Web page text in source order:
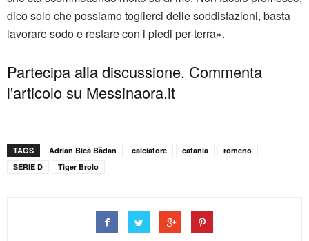
dico solo che possiamo toglierci delle soddisfazioni, basta
lavorare sodo e restare con i piedi per terra».
Partecipa alla discussione. Commenta
l'articolo su Messinaora.it
TAGS Adrian Bică Bădan calciatore catania
romeno
SERIE D
Tiger Brolo